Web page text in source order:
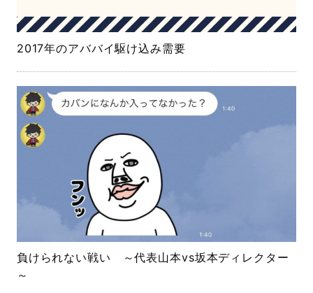
2017年のアババイ駆け込み需要
負けられない戦い ～代表山本vs坂本ディレクター
～